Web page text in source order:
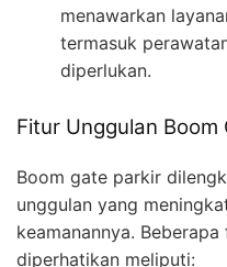
menawarkan
termasuk
diperlukan.
Fitur Unggulan Boom
Boom gate parkir
unggulan yang
keamanannya.
diperhatikan meliputi: